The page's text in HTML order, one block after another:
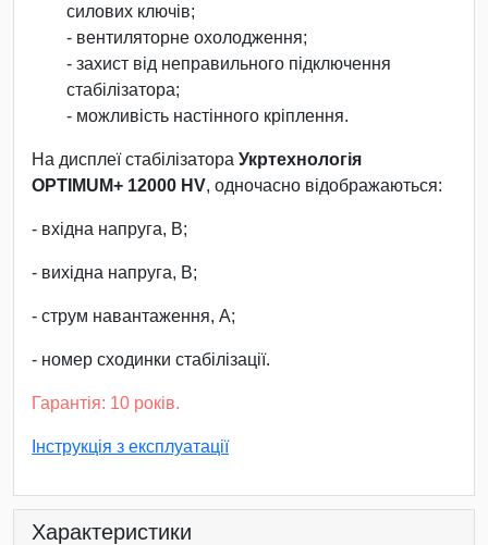
силових ключів;
- вентиляторне охолодження;
- захист від неправильного підключення
стабілізатора;
- можливість настінного кріплення.
На дисплеї стабілізатора Укртехнологія
OPTIMUM+ 12000 HV, одночасно відображаються:
- вхідна напруга, В;
- вихідна напруга, В;
- струм навантаження, А;
- номер сходинки стабілізації.
Гарантія: 10 років.
Інструкція з експлуатації
Характеристики